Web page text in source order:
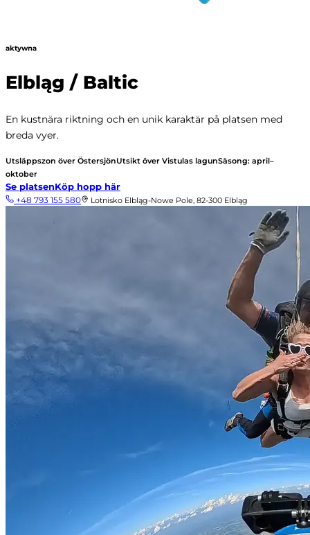
aktywna
Elbląg / Baltic
En kustnära riktning och en unik karaktär på platsen med
breda vyer.
Utsläppszon över ÖstersjönUtsikt över Vistulas lagunSäsong: april–
oktober
Se platsenKöp hopp här
+48 793 155 580 Lotnisko Elbląg-Nowe Pole, 82-300 Elbląg